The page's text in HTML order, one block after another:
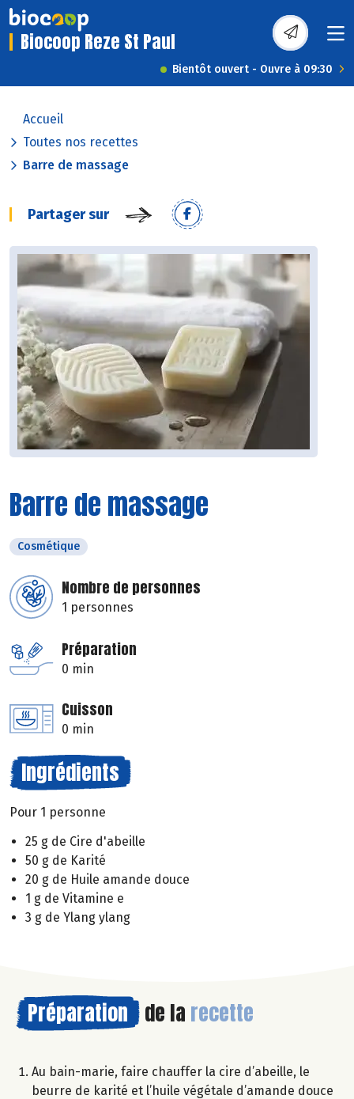
Biocoop Reze St Paul
Bientôt ouvert - Ouvre à 09:30
Accueil
Toutes nos recettes
Barre de massage
Partager sur
Barre de massage
Cosmétique
Nombre de personnes
1 personnes
Préparation
0 min
Cuisson
0 min
Ingrédients
Pour 1 personne
25 g de Cire d'abeille
50 g de Karité
20 g de Huile amande douce
1 g de Vitamine e
3 g de Ylang ylang
Préparation de la recette
Au bain-marie, faire chauffer la cire d’abeille, le
beurre de karité et l’huile végétale d’amande douce